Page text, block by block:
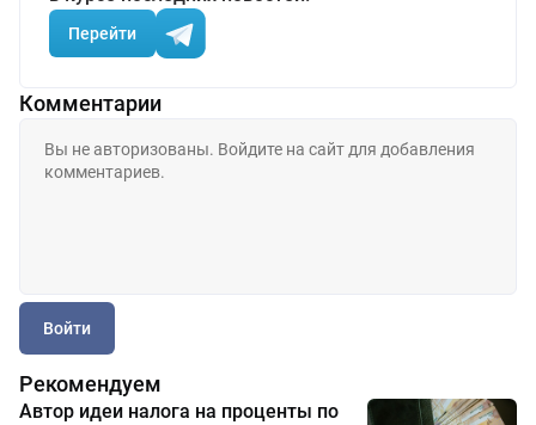
Перейти
Комментарии
Войти
Рекомендуем
Автор идеи налога на проценты по